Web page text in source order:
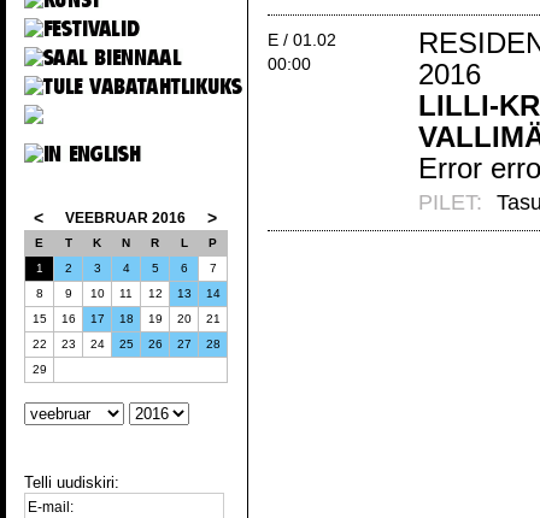
< VEEBRUAR 2016 >
E T K N R L
P
1
2 3 4 5 6
7
8
9 10 11 12 13
14
15
16 17 18 19 20
21
22
23 24 25 26 27
28
29
Telli uudiskiri:
E / 01.02
00:00
LILLI-
Error
PILET: